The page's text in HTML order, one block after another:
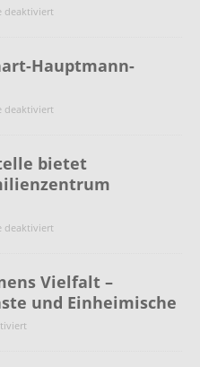
deaktiviert
Hauptmann-
deaktiviert
bietet
deaktiviert
Vielfalt –
und Einheimische